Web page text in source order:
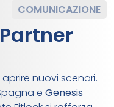
COMUNICAZIONE
nuovi scenari.
e Genesis